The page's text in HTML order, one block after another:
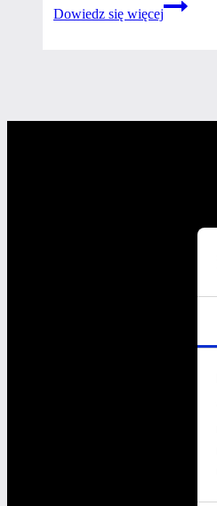
Dowiedz się więcej
Czy lato,
można
pracując